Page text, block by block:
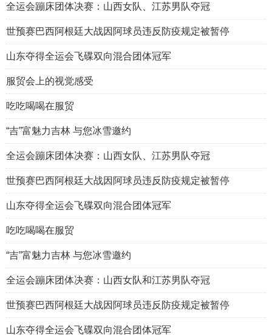
全运会蹦床团体决赛：山西女队、江苏男队夺冠
世预赛巴西阿根廷大战因阿球员违反防疫规定被暂停
山东夺得全运会飞碟双向混合团体冠军
服贸会上的视觉感受
吃吃喝喝在服贸
“吉”富魅力吉林 与您冰雪邀约
全运会蹦床团体决赛：山西女队、江苏男队夺冠
世预赛巴西阿根廷大战因阿球员违反防疫规定被暂停
山东夺得全运会飞碟双向混合团体冠军
吃吃喝喝在服贸
“吉”富魅力吉林 与您冰雪邀约
全运会蹦床团体决赛：山西女队和江苏男队夺冠
世预赛巴西阿根廷大战因阿球员违反防疫规定被暂停
山东夺得全运会飞碟双向混合团体冠军